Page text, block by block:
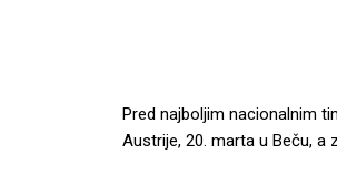
Pred najboljim nacionalnim
Austrije, 20. marta u Beču, a